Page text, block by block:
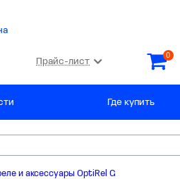
Прайс-лист
0
Где купить
и аксессуары OptiRel G